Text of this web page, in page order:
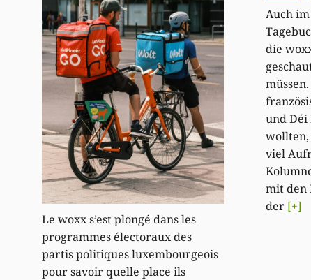
Le woxx s’est plongé dans les
programmes électoraux des
partis politiques luxembourgeois
pour savoir quelle place ils
Auch
die
und Déi
wollten,
viel
mit den
der [+]